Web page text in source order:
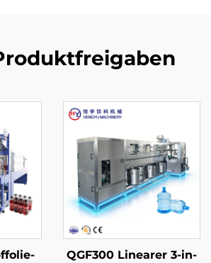
QGF300 Linearer 3-in-